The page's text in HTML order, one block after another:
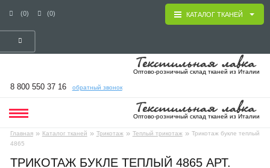
(0) (0)
Оптово-розничный склад тканей из Италии
8 800 550 37 16 обратный звонок
Оптово-розничный склад тканей из Италии
Главная » Каталог тканей » Трикотаж » Теплый трикотаж » Трикотаж букле теплый
4865
КАТАЛОГ ТКАНЕЙ
ТРИКОТАЖ БУКЛЕ ТЕПЛЫЙ 4865 АРТ.